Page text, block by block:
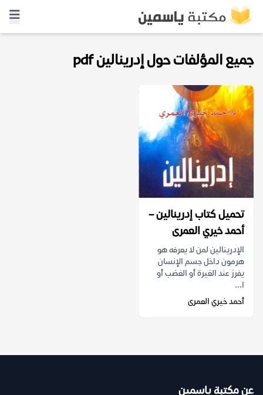
جميع المؤلفات حول إدرينالين pdf
تحميل كتاب إدرينالين –
أحمد خيري العمرى
الإدرينالين لمن لا يعرفه هو
هرمون داخل جسم الإنسان
يفرز عند الغيرة أو الغضب أو
ا...
أحمد خيري العمرى
عن مكتبة ياسمين